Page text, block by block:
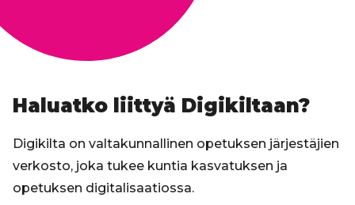
Haluatko liittyä Digikiltaan?
Digikilta on valtakunnallinen opetuksen järjestäjien
verkosto, joka tukee kuntia kasvatuksen ja
opetuksen digitalisaatiossa.